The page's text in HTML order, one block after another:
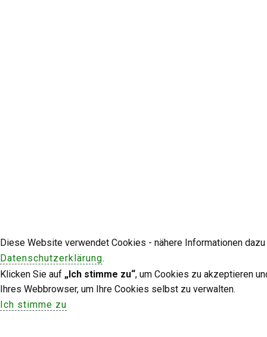
Diese Website verwendet Cookies - nähere Informationen
Datenschutzerklärung.
Klicken Sie auf „Ich stimme zu“, um Cookies zu akzeptieren
Ihres Webbrowser, um Ihre Cookies selbst zu verwalten.
Ich stimme zu